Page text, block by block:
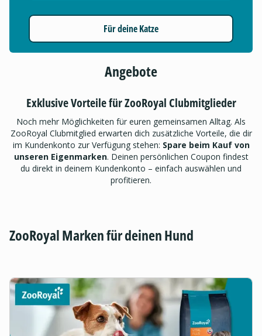
Für deine Katze
Angebote
Exklusive Vorteile für ZooRoyal Clubmitglieder
Noch mehr Möglichkeiten für euren gemeinsamen Alltag. Als
ZooRoyal Clubmitglied erwarten dich zusätzliche Vorteile, die dir
im Kundenkonto zur Verfügung stehen: Spare beim Kauf von
unseren Eigenmarken. Deinen persönlichen Coupon findest
du direkt in deinem Kundenkonto – einfach auswählen und
profitieren.
ZooRoyal Marken für deinen Hund